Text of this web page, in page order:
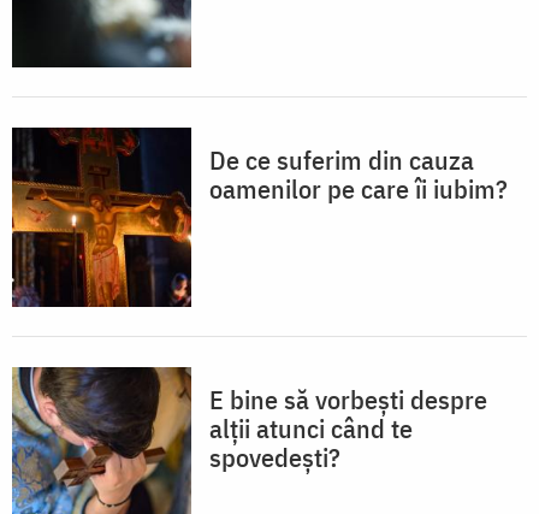
De ce suferim din cauza
oamenilor pe care îi iubim?
E bine să vorbești despre
alții atunci când te
spovedești?